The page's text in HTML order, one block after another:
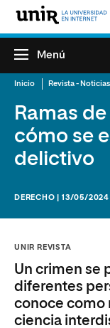
Menú
Inicio Revista - Noticias
Ramas
cómo se
delictivo
DERECHO | 13/05/2024
UNIR REVISTA
Un crimen se
diferentes
conoce como
ciencia